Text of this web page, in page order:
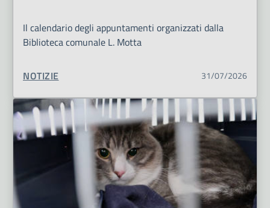
Il calendario degli appuntamenti organizzati dalla
Biblioteca comunale L. Motta
TIPO CONTENUTO:
NOTIZIE 31/07/2026